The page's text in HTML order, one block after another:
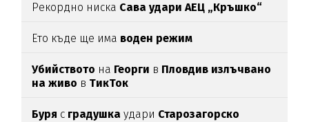
Рекордно ниска Сава удари АЕЦ „Кръшко“
Ето къде ще има воден режим
Убийството на Георги в Пловдив излъчвано
на живо в ТикТок
Буря с градушкаудари Старозагорско